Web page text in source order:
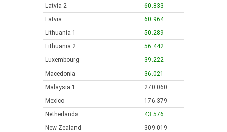
Latvia 2
60.833
Latvia
60.964
Lithuania 1
50.289
Lithuania 2
56.442
Luxembourg
39.222
Macedonia
36.021
Malaysia 1
270.060
Mexico
176.379
Netherlands
43.576
New Zealand
309.019